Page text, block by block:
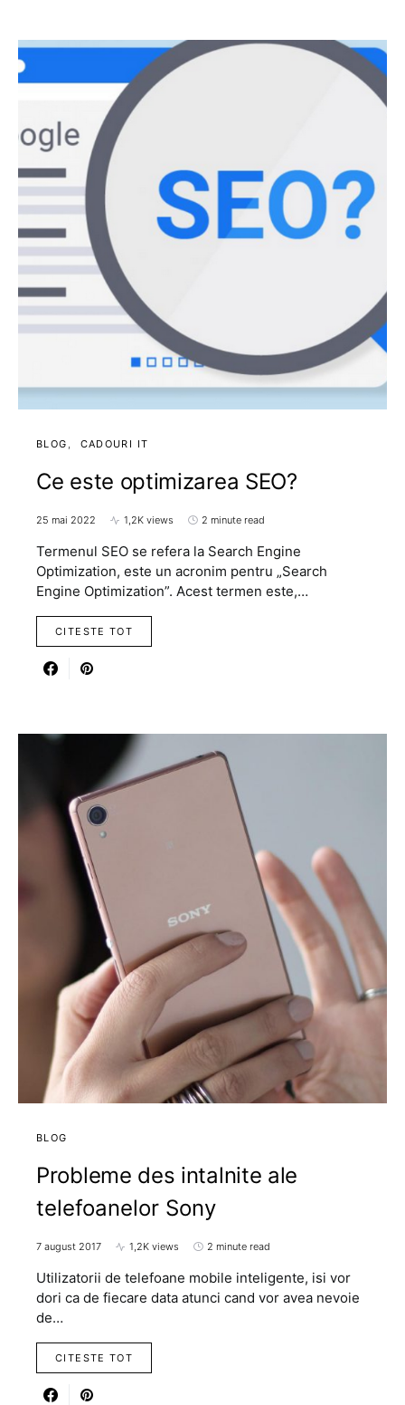
BLOG CADOURI IT
Ce este optimizarea SEO?
25 mai 2022 1,2K views 2 minute read
Termenul SEO se refera la Search Engine
Optimization, este un acronim pentru „Search
Engine Optimization”. Acest termen este,…
CITESTE TOT
BLOG
Probleme des intalnite ale
telefoanelor Sony
7 august 2017 1,2K views 2 minute read
Utilizatorii de telefoane mobile inteligente, isi vor
dori ca de fiecare data atunci cand vor avea nevoie
de…
CITESTE TOT